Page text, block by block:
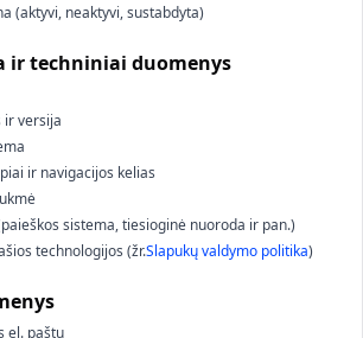
(aktyvi, neaktyvi, sustabdyta)
ir techniniai duomenys
ir versija
ir navigacijos kelias
sistema, tiesioginė nuoroda ir pan.)
technologijos (žr.Slapukų valdymo politika)
el. paštu